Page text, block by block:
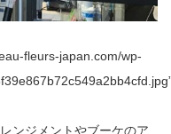
fleurs-japan.com/wp-